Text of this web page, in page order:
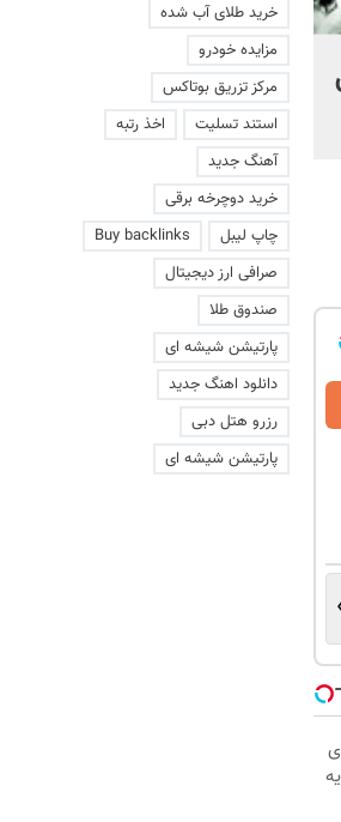
با دوچرخه به مترو بروید
خرید طلای آب شده
مزایده خودرو
مرکز تزریق بوتاکس
استند تسلیت
اخذ رتبه
آهنگ جدید
خرید دوچرخه برقی
چاپ لیبل
Buy backlinks
صرافی ارز دیجیتال
صندوق طلا
پارتیشن شیشه ای
دانلود اهنگ جدید
رزرو هتل دبی
پارتیشن شیشه ای